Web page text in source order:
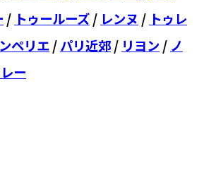
/ トゥールーズ/ レンヌ / トゥレ
ペリエ/パリ近郊/ リヨン/ ノ
ー